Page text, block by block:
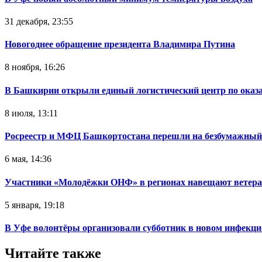
31 декабря, 23:55
Новогоднее обращение президента Владимира Путина
8 ноября, 16:26
В Башкирии открыли единый логистический центр по
8 июля, 13:11
Росреестр и МФЦ Башкортостана перешли на безбумажный
6 мая, 14:36
Участники «Молодёжки ОНФ» в регионах навещают
5 января, 19:18
В Уфе волонтёры организовали субботник в новом
Читайте также